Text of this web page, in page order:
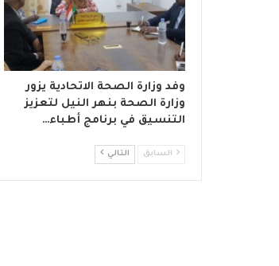
وفد وزارة الصحة الاتحادية يزور
وزارة الصحة بنهر النيل لتعزيز
التنسيق في برنامج أطباء…
السابق التالي